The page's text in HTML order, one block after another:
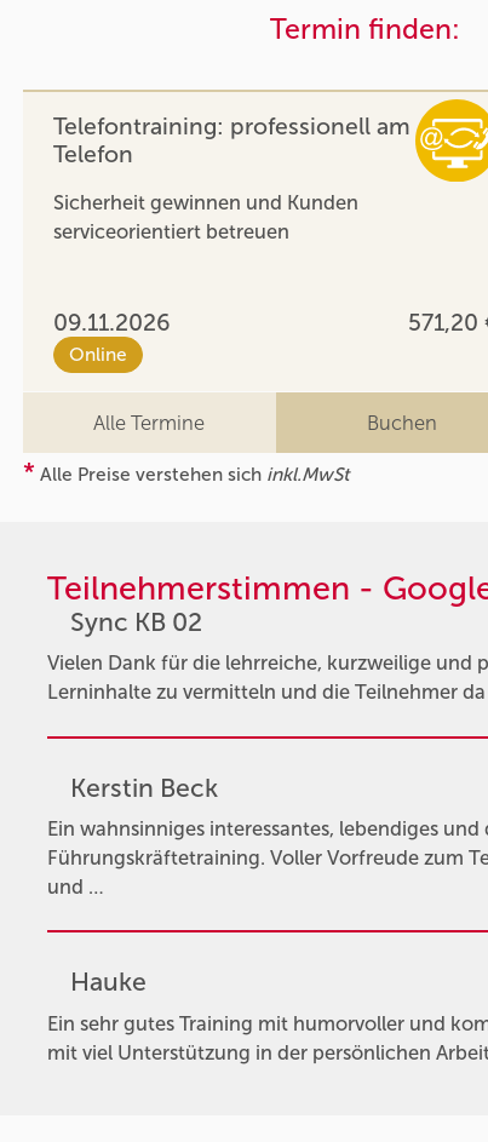
Termin finden:
Telefontraining: professionell am
Telefon
Sicherheit gewinnen und Kunden
serviceorientiert betreuen
09.11.2026 571,20
Online
Alle Termine Buchen
* Alle Preise verstehen sich inkl.MwSt
Teilnehmerstimmen -
Sync KB 02
Vielen Dank für die lehrreiche, kurzweilige und
Lerninhalte zu vermitteln und die Teilnehmer
Kerstin Beck
Ein wahnsinniges interessantes, lebendiges
Führungskräftetraining. Voller Vorfreude zum
und …
Hauke
Ein sehr gutes Training mit humorvoller und
mit viel Unterstützung in der persönlichen